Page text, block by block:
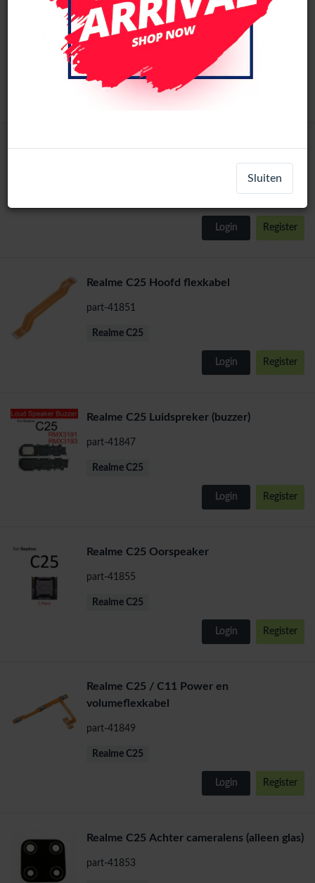
Realme C25 Achterglas (Zwart)
part-42056
Realme C25 Oplaadpoort
Login Register
Realme C25 Hoofd flexkabel
part-41851
Realme C25
Login Register
Realme C25 Luidspreker (buzzer)
part-41847
Realme C25
Login Register
Realme C25 Oorspeaker
part-41855
Realme C25
Login Register
Realme C25 / C11 Power en
volumeflexkabel
part-41849
Realme C25
Login Register
Realme C25 Achter cameralens (alleen glas)
part-41853
Sluiten